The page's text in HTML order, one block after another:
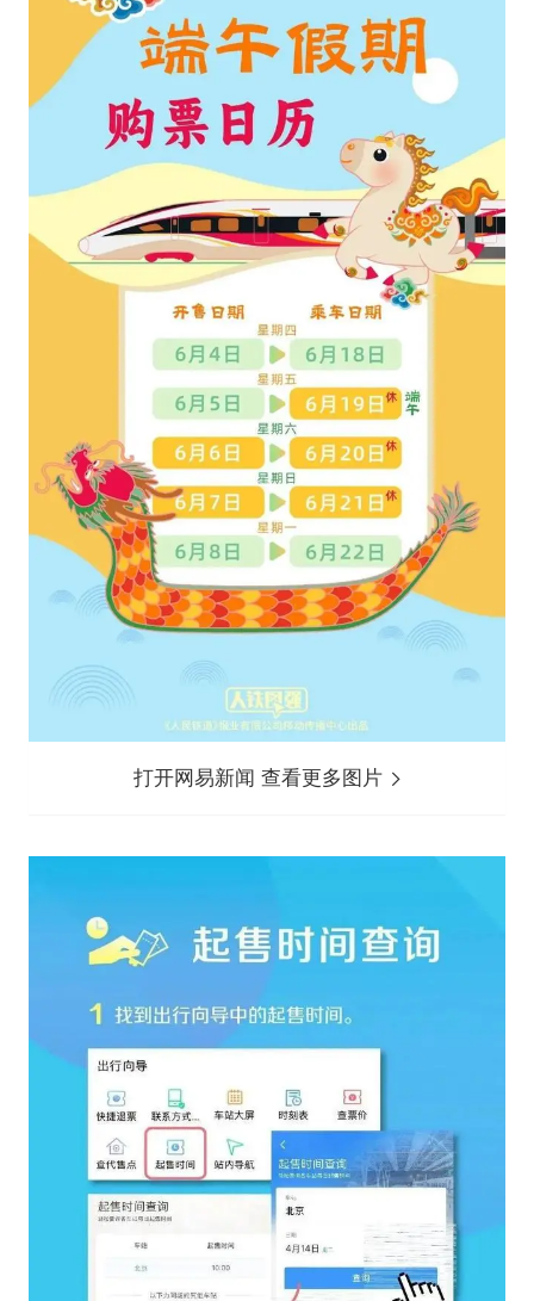
打开网易新闻 查看更多图片